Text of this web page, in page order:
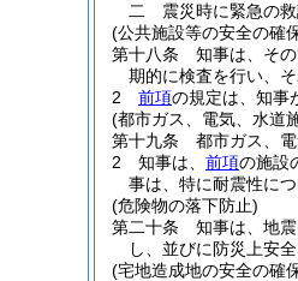
二
震災時に緊急の
(公共施設等の安全の確
第十八条
知事は、そ
期的に検査を行い、
2
前項の規定は、知事
(都市ガス、電気、水道
第十九条
都市ガス、
2
知事は、 前項の施設
事は、特に耐震性に
(危険物の落下防止)
第二十条
知事は、地
し、並びに防災上安
(宅地造成地の安全の確